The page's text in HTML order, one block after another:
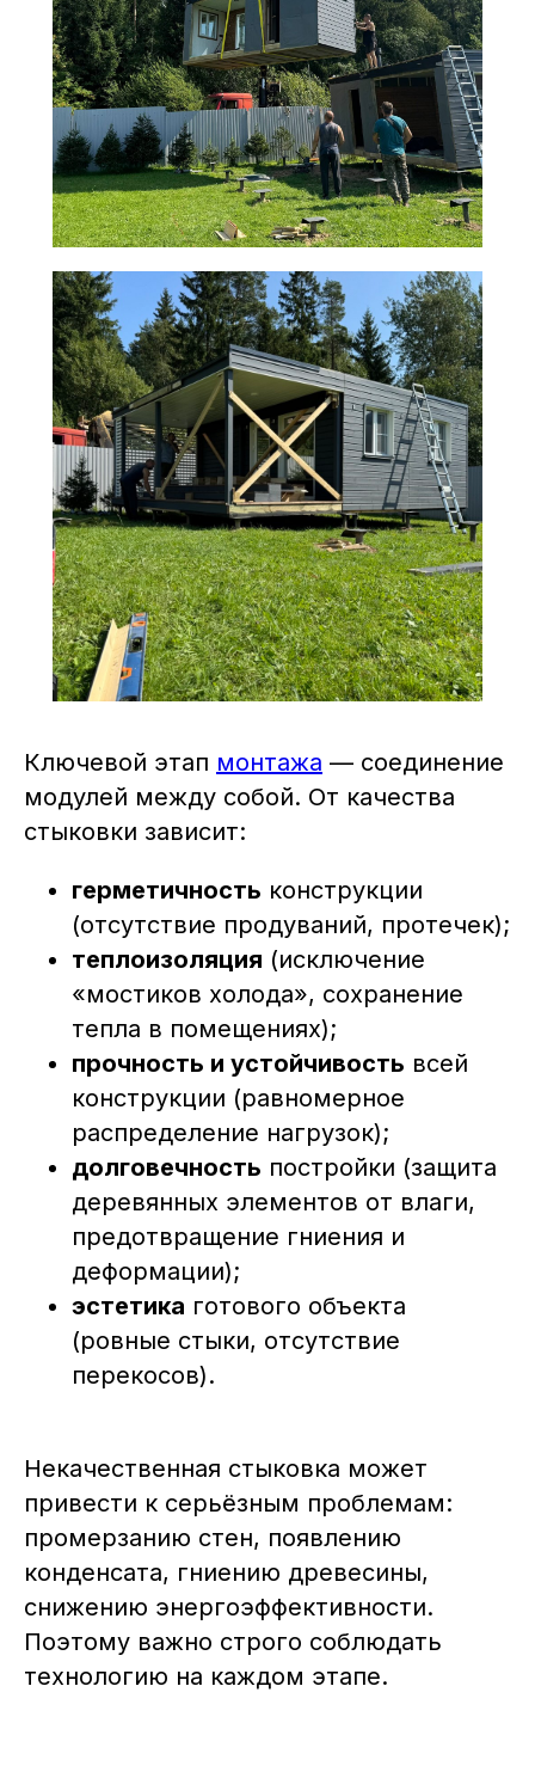
Ключевой этап монтажа — соединение
модулей между собой. От качества
стыковки зависит:
герметичность конструкции
(отсутствие продуваний, протечек);
теплоизоляция (исключение
«мостиков холода», сохранение
тепла в помещениях);
прочность и устойчивость всей
конструкции (равномерное
распределение нагрузок);
долговечность постройки (защита
деревянных элементов от влаги,
предотвращение гниения и
деформации);
эстетика готового объекта
(ровные стыки, отсутствие
перекосов).
Некачественная стыковка может
привести к серьёзным проблемам:
промерзанию стен, появлению
конденсата, гниению древесины,
снижению энергоэффективности.
Поэтому важно строго соблюдать
технологию на каждом этапе.